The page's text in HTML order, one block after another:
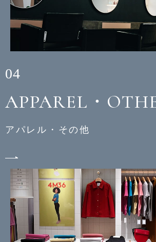
04
APPAREL・
アパレル・その他